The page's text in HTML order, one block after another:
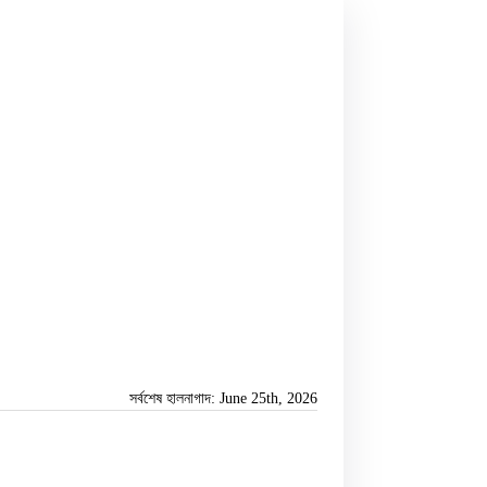
সর্বশেষ হালনাগাদ: June 25th, 2026